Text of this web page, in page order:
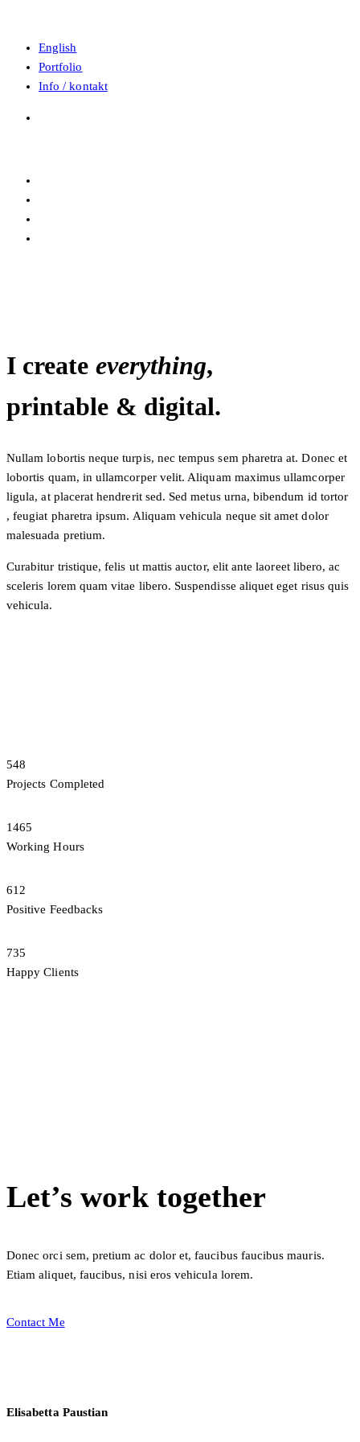
English
Portfolio
Info / kontakt
I create everything,
printable & digital.
Nullam lobortis neque turpis, nec tempus sem pharetra at. Donec et
lobortis quam, in ullamcorper velit. Aliquam maximus ullamcorper
ligula, at placerat hendrerit sed. Sed metus urna, bibendum id tortor
, feugiat pharetra ipsum. Aliquam vehicula neque sit amet dolor
malesuada pretium.
Curabitur tristique, felis ut mattis auctor, elit ante laoreet libero, ac
sceleris lorem quam vitae libero. Suspendisse aliquet eget risus quis
vehicula.
548
Projects Completed
1465
Working Hours
612
Positive Feedbacks
735
Happy Clients
Let’s work together
Donec orci sem, pretium ac dolor et, faucibus faucibus mauris.
Etiam aliquet, faucibus, nisi eros vehicula lorem.
Contact Me
Elisabetta Paustian